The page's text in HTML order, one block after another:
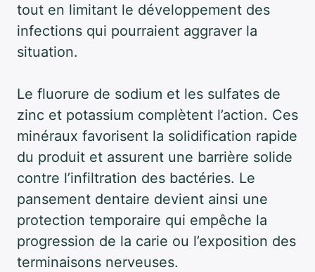
tout en limitant le développement des
infections qui pourraient aggraver la
situation.
Le fluorure de sodium et les sulfates de
zinc et potassium complètent l’action. Ces
minéraux favorisent la solidification rapide
du produit et assurent une barrière solide
contre l’infiltration des bactéries. Le
pansement dentaire devient ainsi une
protection temporaire qui empêche la
progression de la carie ou l’exposition des
terminaisons nerveuses.